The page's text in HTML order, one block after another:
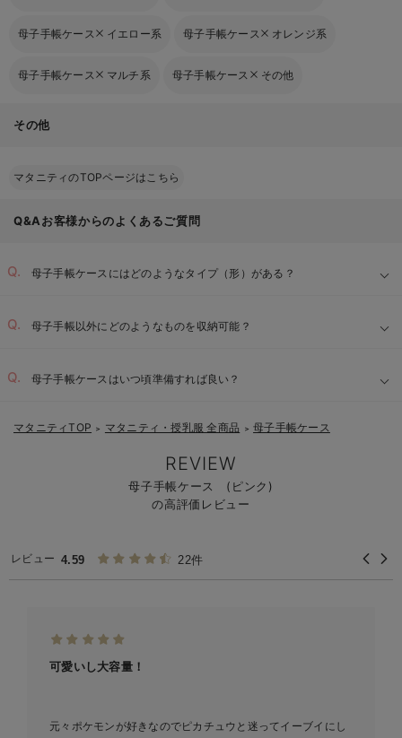
母子手帳ケース イエロー系 母子手帳ケース オレンジ系
母子手帳ケース マルチ系 母子手帳ケース その他
その他
マタニティのTOPページはこちら
Q&Aお客様からのよくあるご質問
母子手帳ケースにはどのようなタイプ（形）がある？
母子手帳以外にどのようなものを収納可能？
母子手帳ケースはいつ頃準備すれば良い？
マタニティTOP ＞ マタニティ・授乳服 全商品 ＞ 母子手帳ケース
REVIEW
母子手帳ケース (ピンク)
の高評価レビュー
レビュー 4.59 22件
可愛いし大容量！
元々ポケモンが好きなのでピカチュウと迷ってイーブイにし